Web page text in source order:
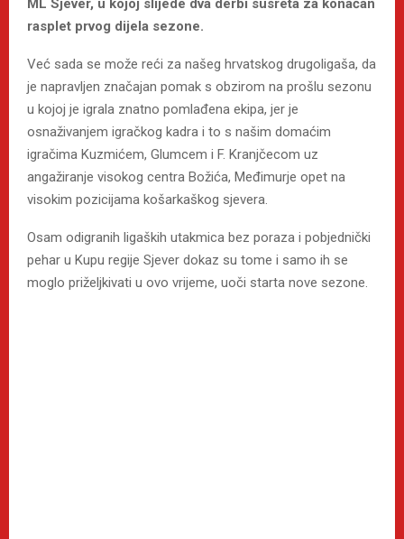
rasplet prvog dijela sezone.
Već sada se može reći za našeg hrvatskog drugoligaša, da
je napravljen značajan pomak s obzirom na prošlu sezonu
u kojoj je igrala znatno pomlađena ekipa, jer je
osnaživanjem igračkog kadra i to s našim domaćim
igračima Kuzmićem, Glumcem i F. Kranjčecom uz
angažiranje visokog centra Božića, Međimurje opet na
visokim pozicijama košarkaškog sjevera.
Osam odigranih ligaških utakmica bez poraza i pobjednički
pehar u Kupu regije Sjever dokaz su tome i samo ih se
moglo priželjkivati u ovo vrijeme, uoči starta nove sezone.